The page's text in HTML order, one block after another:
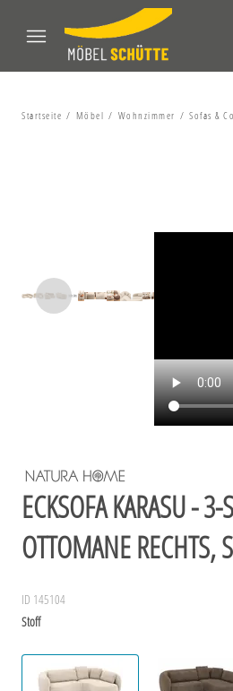
Startseite Möbel Wohnzimmer Sofas &
ECKSOFA KARASU - 3-
OTTOMANE RECHTS,
ID 145104
Stoff